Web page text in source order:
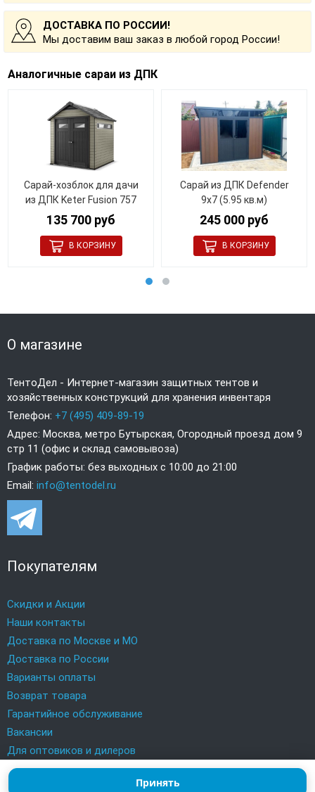
ДОСТАВКА ПО РОССИИ!
Мы доставим ваш заказ в любой город России!
Аналогичные сараи из ДПК
Сарай-хозблок для дачи
из ДПК Keter Fusion 757
135 700 руб
Сарай из ДПК Defender
9х7 (5.95 кв.м)
245 000 руб
О магазине
ТентоДел - Интернет-магазин защитных тентов и
хозяйственных конструкций для хранения инвентаря
Телефон: +7 (495) 409-89-19
Адрес: Москва, метро Бутырская, Огородный проезд дом 9
стр 11 (офис и склад самовывоза)
График работы: без выходных с 10:00 до 21:00
Email: info@tentodel.ru
Покупателям
Скидки и Акции
Наши контакты
Доставка по Москве и МО
Доставка по России
Варианты оплаты
Возврат товара
Гарантийное обслуживание
Вакансии
Для оптовиков и дилеров
Принять